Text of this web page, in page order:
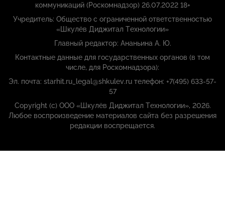
коммуникаций (Роскомнадзор) 26.07.2022 18+
Учредитель: Общество с ограниченной ответственностью
«Шкулёв Диджитал Технологии»
Главный редактор: Ананьина А. Ю.
Контактные данные для государственных органов (в том
числе, для Роскомнадзора):
Эл. почта: starhit.ru_legal@shkulev.ru телефон: +7(495) 633-57-
57
Copyright (с) ООО «Шкулёв Диджитал Технологии», 2026.
Любое воспроизведение материалов сайта без разрешения
редакции воспрещается.